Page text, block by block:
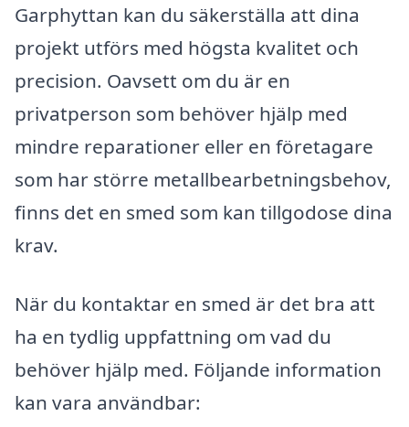
Garphyttan kan du säkerställa att dina
projekt utförs med högsta kvalitet och
precision. Oavsett om du är en
privatperson som behöver hjälp med
mindre reparationer eller en företagare
som har större metallbearbetningsbehov,
finns det en smed som kan tillgodose dina
krav.
När du kontaktar en smed är det bra att
ha en tydlig uppfattning om vad du
behöver hjälp med. Följande information
kan vara användbar: